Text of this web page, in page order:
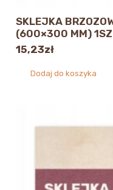
SKLEJKA
(600×300 MM)
15,23zł
Dodaj do koszyka